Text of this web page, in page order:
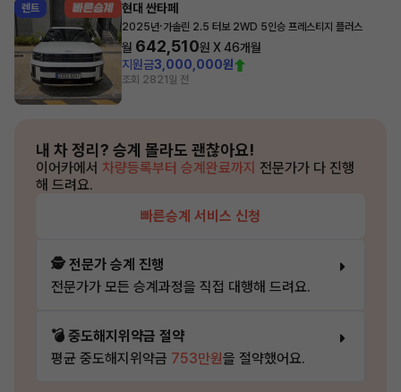
렌트 현대 싼타페
2025년·가솔린 2.5 터보 2WD 5인승 프레스티지 플러스
월 642,510원 X46개월
지원금3,000,000원
조회 2821일 전
내 차 정리? 승계 몰라도 괜찮아요!
이어카에서 차량등록부터 승계완료까지 전문가가 다 진행
해 드려요.
빠른승계 서비스 신청
🕵️ 전문가 승계 진행
전문가가 모든 승계과정을 직접 대행해 드려요.
💣 중도해지위약금 절약
평균 중도해지위약금 753만원을 절약했어요.